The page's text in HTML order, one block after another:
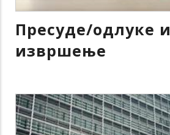
Пресуде/одлуке и
извршење